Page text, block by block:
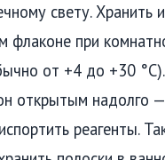
свету. Хранить
флаконе при
от +4 до +30
открытым надолго —
реагенты.